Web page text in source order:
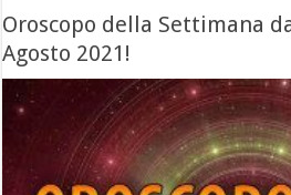
Oroscopo della Settimana
Agosto 2021!